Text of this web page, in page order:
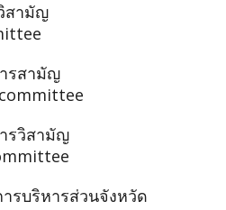
สามัญ
รสามัญ
รวิสามัญ
รบริหารส่วนจังหวัด